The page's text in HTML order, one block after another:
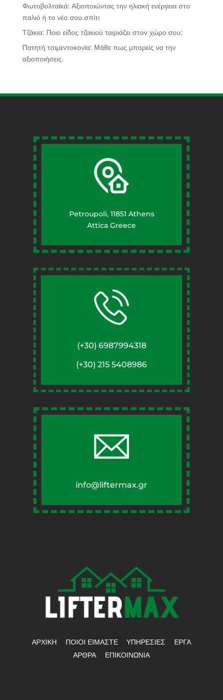
Φωτοβολταϊκά: Αξιοποιώντας την ηλιακή ενέργεια στο
παλιό ή το νέο σου σπίτι
Τζάκια: Ποιο είδος τζακιού ταιριάζει στον χώρο σου;
Πατητή τσιμεντοκονία: Μάθε πως μπορείς να την
αξιοποιήσεις.
Petroupoli, 11851 Athens
Attica Greece
(+30) 6987994318
(+30) 215 5408986
info@liftermax.gr
ΑΡΧΙΚΗ ΠΟΙΟΙ ΕΙΜΑΣΤΕ ΥΠΗΡΕΣΙΕΣ
ΕΡΓΑ
ΑΡΘΡΑ
ΕΠΙΚΟΙΝΩΝΙΑ